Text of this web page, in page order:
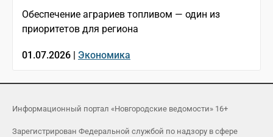
Обеспечение аграриев топливом — один из
приоритетов для региона
01.07.2026 | Экономика
Информационный портал «Новгородские ведомости» 16+
Зарегистрирован Федеральной службой по надзору в сфере